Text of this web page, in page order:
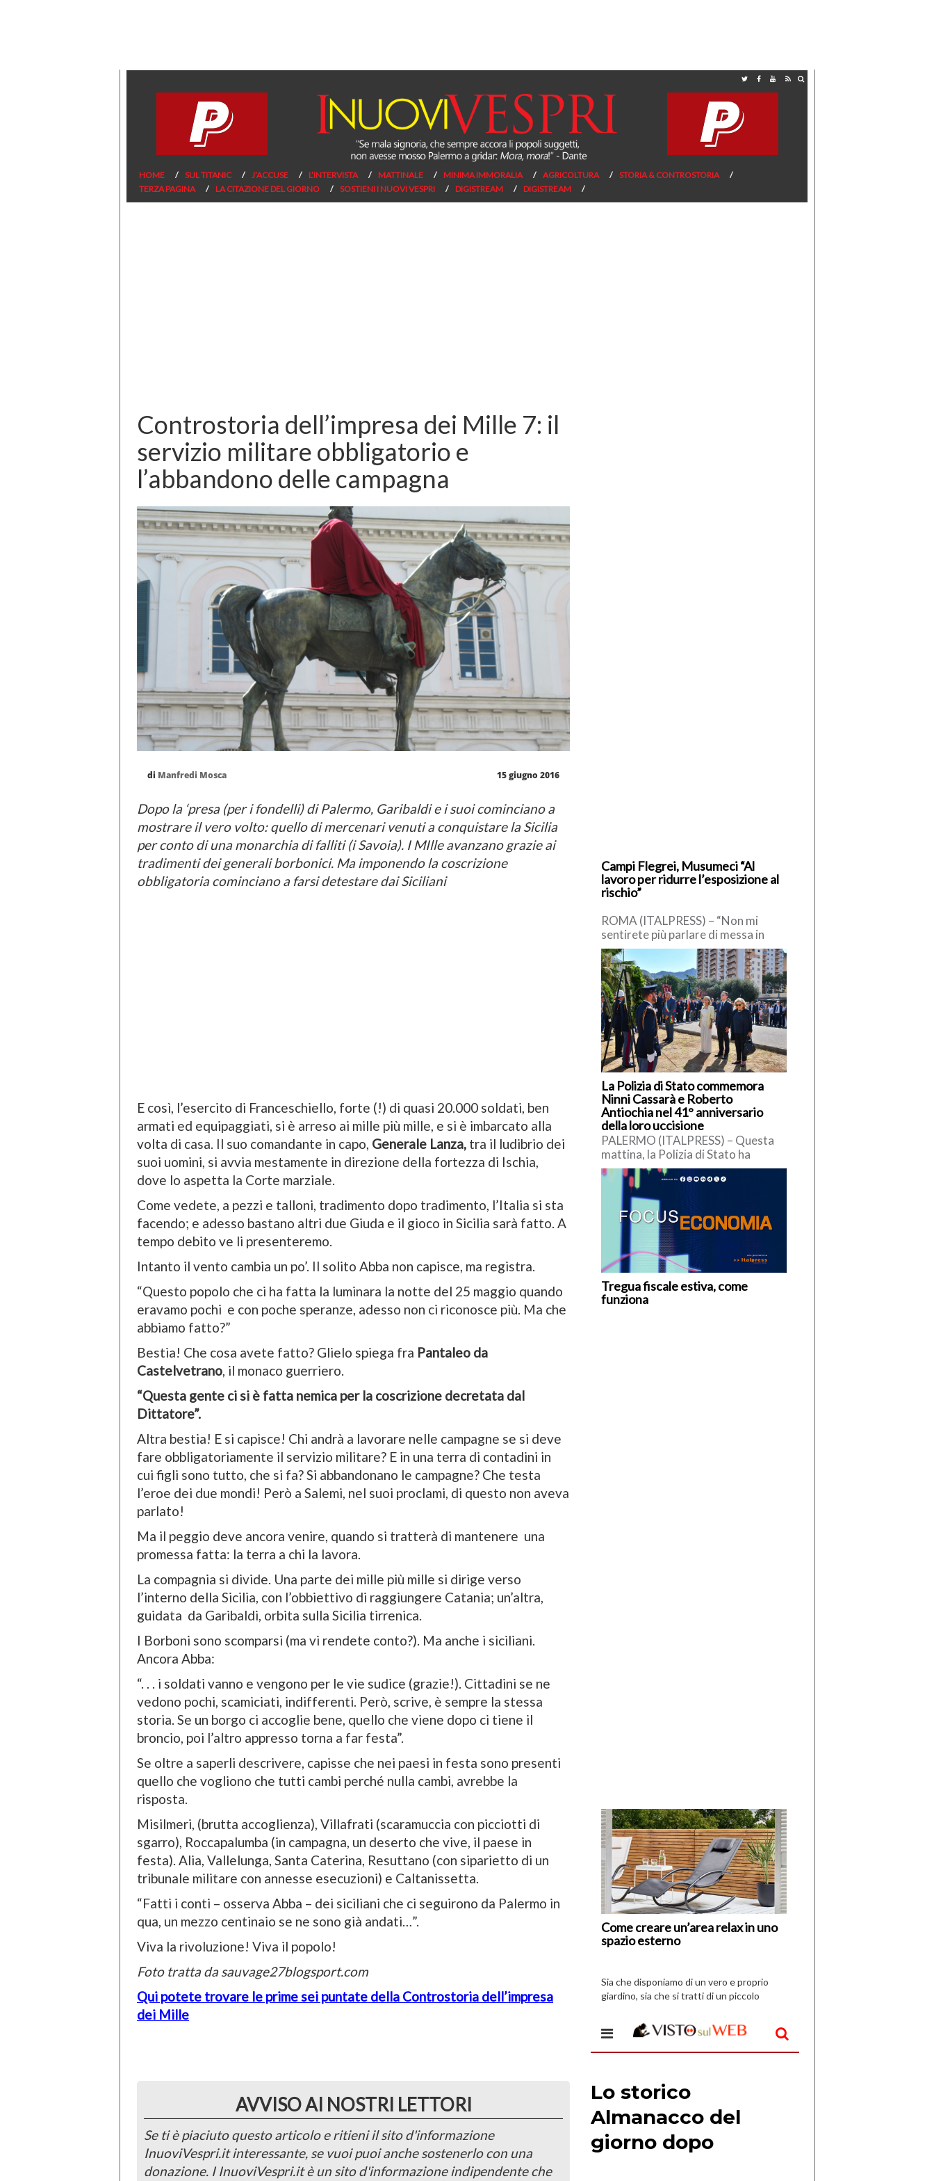
HOME SUL TITANIC J’ACCUSE L’INTERVISTA MATTINALE MINIMA IMMORALIA AGRICOLTURA
STORIA & CONTROSTORIA
TERZA PAGINA
LA CITAZIONE DEL GIORNO SOSTIENI I NUOVI VESPRI DIGISTREAM DIGISTREAM
Controstoria dell’impresa dei Mille 7: il
servizio militare obbligatorio e
l’abbandono delle campagna
di Manfredi Mosca 15 giugno 2016
Dopo la ‘presa (per i fondelli) di Palermo, Garibaldi e i suoi cominciano a
mostrare il vero volto: quello di mercenari venuti a conquistare la Sicilia
per conto di una monarchia di falliti (i Savoia). I MIlle avanzano grazie ai
tradimenti dei generali borbonici. Ma imponendo la coscrizione
obbligatoria cominciano a farsi detestare dai Siciliani
E così, l’esercito di Franceschiello, forte (!) di quasi 20.000 soldati, ben
armati ed equipaggiati, si è arreso ai mille più mille, e si è imbarcato alla
volta di casa. Il suo comandante in capo, Generale Lanza, tra il ludibrio dei
suoi uomini, si avvia mestamente in direzione della fortezza di Ischia,
dove lo aspetta la Corte marziale.
Come vedete, a pezzi e talloni, tradimento dopo tradimento, l’Italia si sta
facendo; e adesso bastano altri due Giuda e il gioco in Sicilia sarà fatto. A
tempo debito ve li presenteremo.
Intanto il vento cambia un po’. Il solito Abba non capisce, ma registra.
“Questo popolo che ci ha fatta la luminara la notte del 25 maggio quando
eravamo pochi e con poche speranze, adesso non ci riconosce più. Ma che
abbiamo fatto?”
Bestia! Che cosa avete fatto? Glielo spiega fra Pantaleo da
Castelvetrano, il monaco guerriero.
“Questa gente ci si è fatta nemica per la coscrizione decretata dal
Dittatore”.
Altra bestia! E si capisce! Chi andrà a lavorare nelle campagne se si deve
fare obbligatoriamente il servizio militare? E in una terra di contadini in
cui figli sono tutto, che si fa? Si abbandonano le campagne? Che testa
l’eroe dei due mondi! Però a Salemi, nel suoi proclami, di questo non aveva
parlato!
Ma il peggio deve ancora venire, quando si tratterà di mantenere una
promessa fatta: la terra a chi la lavora.
La compagnia si divide. Una parte dei mille più mille si dirige verso
l’interno della Sicilia, con l’obbiettivo di raggiungere Catania; un’altra,
guidata da Garibaldi, orbita sulla Sicilia tirrenica.
I Borboni sono scomparsi (ma vi rendete conto?). Ma anche i siciliani.
Ancora Abba:
“. . . i soldati vanno e vengono per le vie sudice (grazie!). Cittadini se ne
vedono pochi, scamiciati, indifferenti. Però, scrive, è sempre la stessa
storia. Se un borgo ci accoglie bene, quello che viene dopo ci tiene il
broncio, poi l’altro appresso torna a far festa”.
Se oltre a saperli descrivere, capisse che nei paesi in festa sono presenti
quello che vogliono che tutti cambi perché nulla cambi, avrebbe la
risposta.
Misilmeri, (brutta accoglienza), Villafrati (scaramuccia con picciotti di
sgarro), Roccapalumba (in campagna, un deserto che vive, il paese in
festa). Alia, Vallelunga, Santa Caterina, Resuttano (con siparietto di un
tribunale militare con annesse esecuzioni) e Caltanissetta.
“Fatti i conti – osserva Abba – dei siciliani che ci seguirono da Palermo in
qua, un mezzo centinaio se ne sono già andati…”.
Viva la rivoluzione! Viva il popolo!
Foto tratta da sauvage27blogsport.com
Qui potete trovare le prime sei puntate della Controstoria dell’impresa
dei Mille
AVVISO AI NOSTRI LETTORI
Se ti è piaciuto questo articolo e ritieni il sito d'informazione
InuoviVespri.it interessante, se vuoi puoi anche sostenerlo con una
donazione. I InuoviVespri.it è un sito d'informazione indipendente che
Campi Flegrei, Musumeci “Al
lavoro per ridurre l’esposizione al
rischio”
ROMA (ITALPRESS) – “Non mi
sentirete più parlare di messa in
sicurezza, chi lo dice è uno
sprovveduto, la scienza […]
La Polizia di Stato commemora
Ninni Cassarà e Roberto
Antiochia nel 41° anniversario
della loro uccisione
PALERMO (ITALPRESS) – Questa
mattina, la Polizia di Stato ha
commemorato il vice questore
aggiunto Ninni Cassarà e l’agente
Roberto […]
Tregua fiscale estiva, come
funziona
Come creare un’area relax in uno
spazio esterno
di
I
Vespri
Sia che disponiamo di un vero e proprio
giardino, sia che si tratti di un piccolo